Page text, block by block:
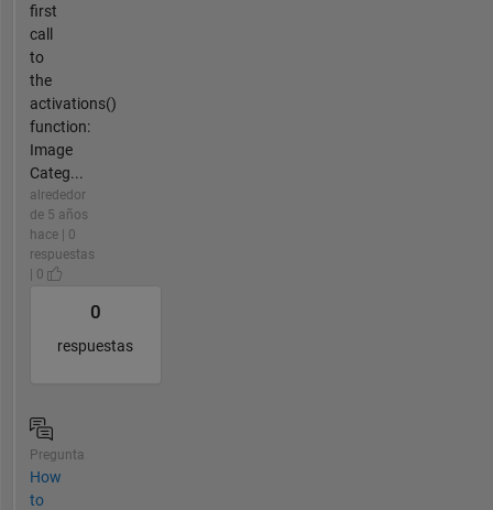
first
call
to
the
activations()
function:
Image
Categ...
alrededor
de 5 años
hace | 0
respuestas
| 0
0
respuestas
Pregunta
How
to